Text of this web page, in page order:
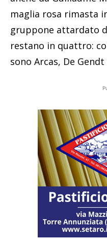
maglia rosa rimasta
gruppone attardato
restano in quattro:
sono Arcas, De